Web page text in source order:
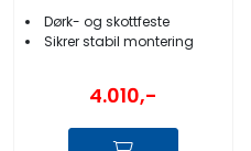
Dørk- og skottfeste
Sikrer stabil montering
4.010,-